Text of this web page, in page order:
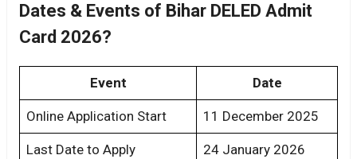
Dates & Events of Bihar DELED Admit
Card 2026?
Event Date
Online Application Start 11 December 2025
Last Date to Apply 24 January 2026